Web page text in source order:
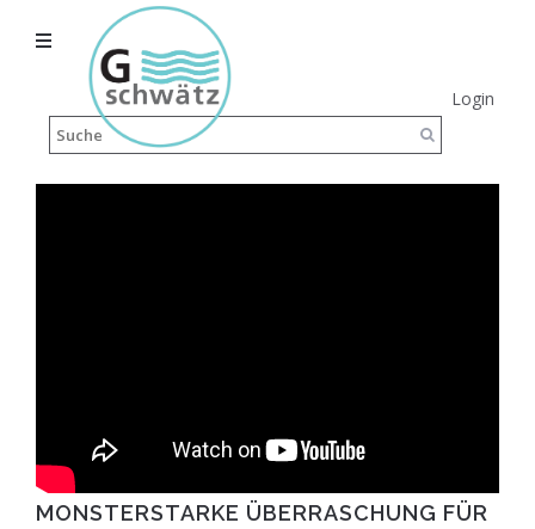
Login
MONSTERSTARKE ÜBERRASCHUNG FÜR